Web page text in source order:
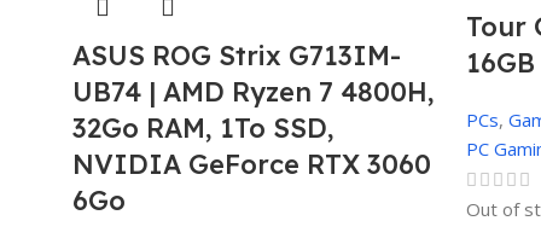
ASUS ROG Strix G713IM-
UB74 | AMD Ryzen 7 4800H,
32Go RAM, 1To SSD,
NVIDIA GeForce RTX 3060
6Go
Tour
PCs,
PС
Out of